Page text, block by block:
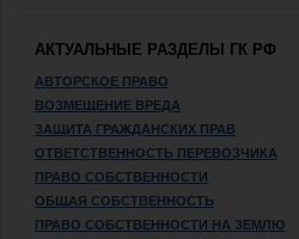
АКТУАЛЬНЫЕ РАЗДЕЛЫ ГК РФ
АВТОРСКОЕ ПРАВО
ВОЗМЕЩЕНИЕ ВРЕДА
ЗАЩИТА ГРАЖДАНСКИХ ПРАВ
ОТВЕТСТВЕННОСТЬ ПЕРЕВОЗЧИКА
ПРАВО СОБСТВЕННОСТИ
ОБЩАЯ СОБСТВЕННОСТЬ
ПРАВО СОБСТВЕННОСТИ НА ЗЕМЛЮ